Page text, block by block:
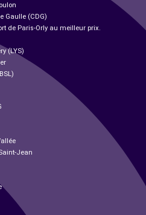
Gaulle (CDG)
de Paris-Orly au meilleur prix.
(LYS)
Jean